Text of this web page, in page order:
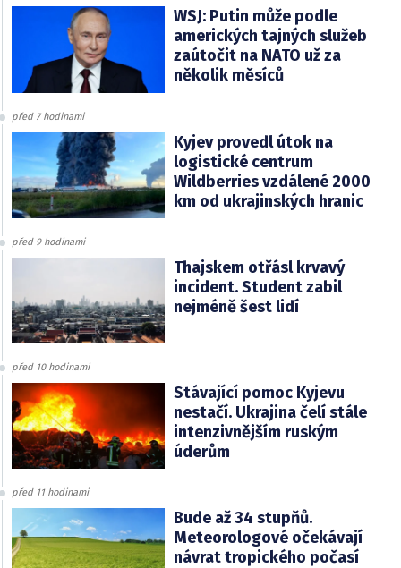
WSJ: Putin může podle
amerických tajných služeb
zaútočit na NATO už za
několik měsíců
před 7 hodinami
Kyjev provedl útok na
logistické centrum
Wildberries vzdálené 2000
km od ukrajinských hranic
před 9 hodinami
Thajskem otřásl krvavý
incident. Student zabil
nejméně šest lidí
před 10 hodinami
Stávající pomoc Kyjevu
nestačí. Ukrajina čelí stále
intenzivnějším ruským
úderům
před 11 hodinami
Bude až 34 stupňů.
Meteorologové očekávají
návrat tropického počasí